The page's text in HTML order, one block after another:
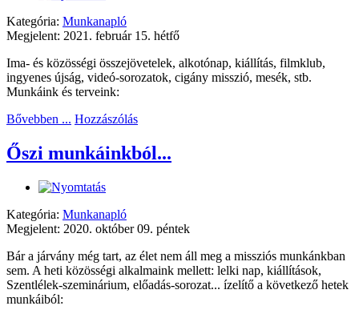
Kategória: Munkanapló
Megjelent: 2021. február 15. hétfő
Ima- és közösségi összejövetelek, alkotónap, kiállítás, filmklub,
ingyenes újság, videó-sorozatok, cigány misszió, mesék, stb.
Munkáink és terveink:
Bővebben ... Hozzászólás
Őszi munkáinkból...
Kategória: Munkanapló
Megjelent: 2020. október 09. péntek
Bár a járvány még tart, az élet nem áll meg a missziós munkánkban
sem. A heti közösségi alkalmaink mellett: lelki nap, kiállítások,
Szentlélek-szeminárium, előadás-sorozat... ízelítő a következő hetek
munkáiból: